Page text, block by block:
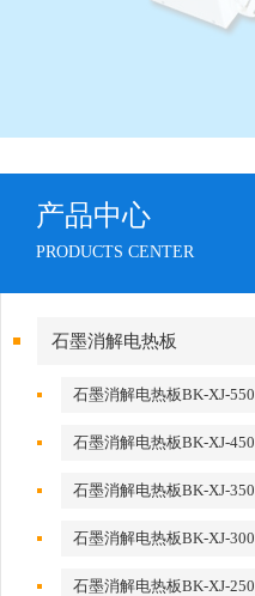
产品中心
PRODUCTS CENTER
石墨消解电热板
石墨消解电热板BK-XJ-550
石墨消解电热板BK-XJ-450
石墨消解电热板BK-XJ-350
石墨消解电热板BK-XJ-300
石墨消解电热板BK-XJ-250